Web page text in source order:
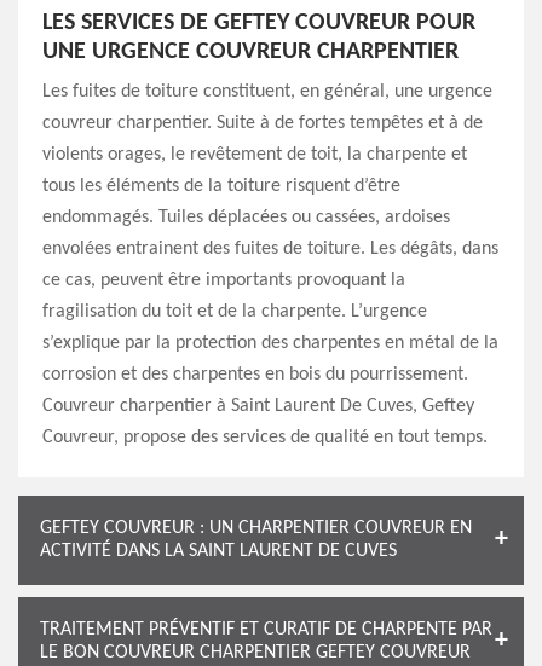
LES SERVICES DE GEFTEY COUVREUR POUR
UNE URGENCE COUVREUR CHARPENTIER
Les fuites de toiture constituent, en général, une urgence
couvreur charpentier. Suite à de fortes tempêtes et à de
violents orages, le revêtement de toit, la charpente et
tous les éléments de la toiture risquent d’être
endommagés. Tuiles déplacées ou cassées, ardoises
envolées entrainent des fuites de toiture. Les dégâts, dans
ce cas, peuvent être importants provoquant la
fragilisation du toit et de la charpente. L’urgence
s’explique par la protection des charpentes en métal de la
corrosion et des charpentes en bois du pourrissement.
Couvreur charpentier à Saint Laurent De Cuves, Geftey
Couvreur, propose des services de qualité en tout temps.
GEFTEY COUVREUR : UN CHARPENTIER COUVREUR EN
ACTIVITÉ DANS LA SAINT LAURENT DE CUVES
TRAITEMENT PRÉVENTIF ET CURATIF DE CHARPENTE PAR
LE BON COUVREUR CHARPENTIER GEFTEY COUVREUR